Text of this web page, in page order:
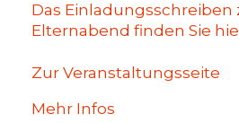
Das Einladungsschreiben
Elternabend finden Sie
Zur Veranstaltungsseite
Mehr Infos